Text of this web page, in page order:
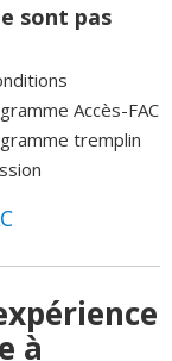
sont pas
Accès-FAC
tremplin
à